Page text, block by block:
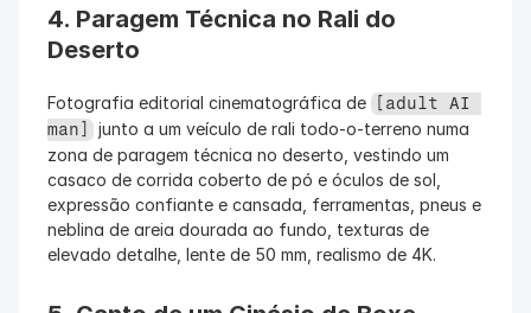
4. Paragem Técnica no Rali do
Deserto
Fotografia editorial cinematográfica de
[adult AI
man] junto a um veículo de rali todo-o-terreno numa
zona de paragem técnica no deserto, vestindo um
casaco de corrida coberto de pó e óculos de sol,
expressão confiante e cansada, ferramentas, pneus e
neblina de areia dourada ao fundo, texturas de
elevado detalhe, lente de 50 mm, realismo de 4K.